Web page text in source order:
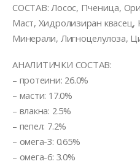
СОСТАВ: Лосос, Пченица,
Маст, Хидролизиран
Минерали, Лигноцелулоза,
АНАЛИТИЧКИ СОСТАВ:
– протеини: 26.0%
– масти: 17.0%
– влакна: 2.5%
– пепел: 7.2%
– омега-3: 0.65%
– омега-6: 3.0%